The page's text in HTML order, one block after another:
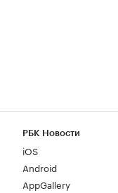
РБК Новости
iOS
Android
AppGallery